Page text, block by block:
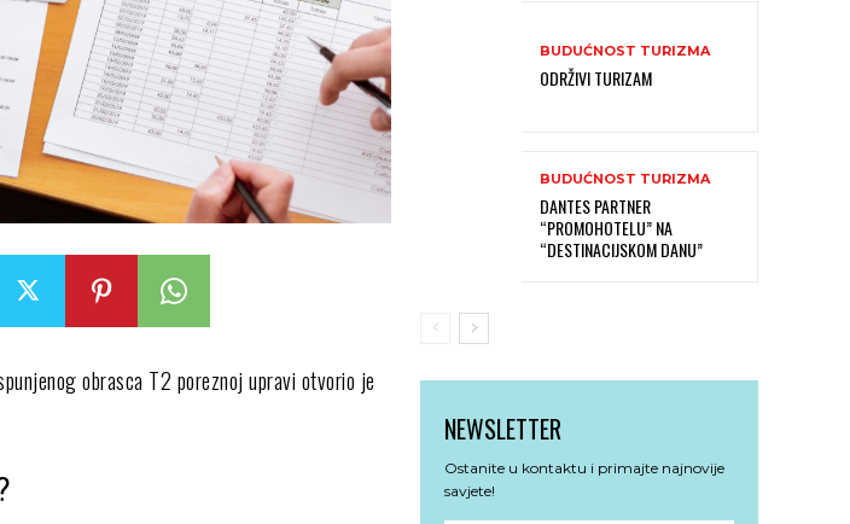
obrasca T2 poreznoj upravi otvorio je
BUDUĆNOST TURIZMA
ODRŽIVI TURIZAM
BUDUĆNOST TURIZMA
DANTES PARTNER
“PROMOHOTELU” NA
“DESTINACIJSKOM DANU”
NEWSLETTER
Ostanite u kontaktu i primajte najnovije
savjete!